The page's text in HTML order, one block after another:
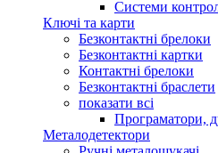
Системи
Ключі та карти
Безконтактні брелоки
Безконтактні картки
Контактні брелоки
Безконтактні браслети
показати всі
Програматори,
Металодетектори